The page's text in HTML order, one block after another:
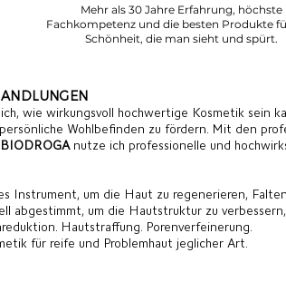
Mehr als 30 Jahre Erfahrung, höchste
Fachkompetenz und die besten Produkte
Schönheit, die man sieht und spürt.
wie wirkungsvoll hochwertige Kosmetik sein
Wohlbefinden zu fördern. Mit den
BIODROGA nutze ich professionelle und
Instrument, um die Haut zu regenerieren,
abgestimmt, um die Hautstruktur zu
Hautstraffung. Porenverfeinerung.
für reife und Problemhaut jeglicher Art.